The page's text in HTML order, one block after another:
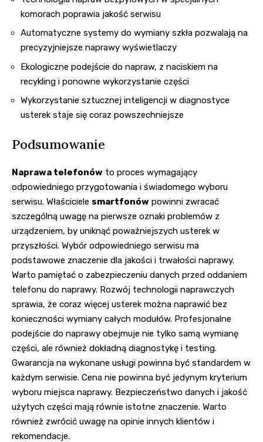
komorach poprawia jakość serwisu
Automatyczne systemy do wymiany szkła pozwalają na
precyzyjniejsze naprawy wyświetlaczy
Ekologiczne podejście do napraw, z naciskiem na
recykling i ponowne wykorzystanie części
Wykorzystanie sztucznej inteligencji w diagnostyce
usterek staje się coraz powszechniejsze
Podsumowanie
Naprawa telefonów to proces wymagający
odpowiedniego przygotowania i świadomego wyboru
serwisu. Właściciele smartfonów powinni zwracać
szczególną uwagę na pierwsze oznaki problemów z
urządzeniem, by uniknąć poważniejszych usterek w
przyszłości. Wybór odpowiedniego serwisu ma
podstawowe znaczenie dla jakości i trwałości naprawy.
Warto pamiętać o zabezpieczeniu danych przed oddaniem
telefonu do naprawy. Rozwój technologii naprawczych
sprawia, że coraz więcej usterek można naprawić bez
konieczności wymiany całych modułów. Profesjonalne
podejście do naprawy obejmuje nie tylko samą wymianę
części, ale również dokładną diagnostykę i testing.
Gwarancja na wykonane usługi powinna być standardem w
każdym serwisie. Cena nie powinna być jedynym kryterium
wyboru miejsca naprawy. Bezpieczeństwo danych i jakość
użytych części mają równie istotne znaczenie. Warto
również zwrócić uwagę na opinie innych klientów i
rekomendacje.